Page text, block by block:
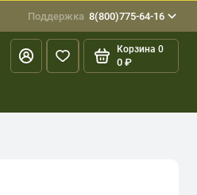
Поддержка 8(800)775-64-16
Корзина 0
0 ₽